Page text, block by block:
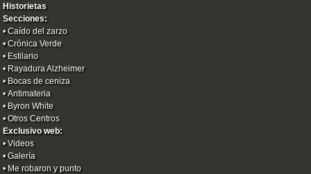
Historietas
Secciones:
•Caído del zarzo
•Crónica Verde
•Estilario
•Rayadura Alzheimer
•Bocas de ceniza
•Antimateria
•Byron White
•Otros Centros
Exclusivo web:
•Videos
•Galería
•Me robaron y punto